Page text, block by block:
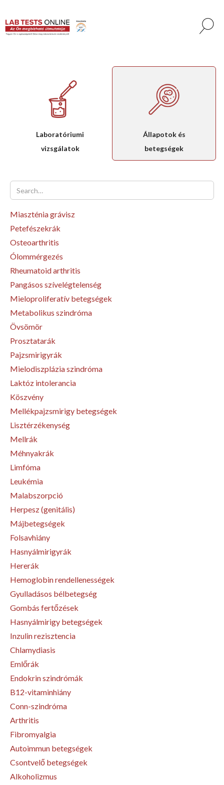
Laboratóriumi
vizsgálatok
Állapotok és
betegségek
Miaszténia grávisz
Petefészekrák
Osteoarthritis
Ólommérgezés
Rheumatoid arthritis
Pangásos szívelégtelenség
Mieloproliferatív betegségek
Metabolikus szindróma
Övsömör
Prosztatarák
Pajzsmirigyrák
Mielodiszplázia szindróma
Laktóz intolerancia
Köszvény
Mellékpajzsmirigy betegségek
Lisztérzékenység
Mellrák
Méhnyakrák
Limfóma
Leukémia
Malabszorpció
Herpesz (genitális)
Májbetegségek
Folsavhiány
Hasnyálmirigyrák
Hererák
Hemoglobin rendellenességek
Gyulladásos bélbetegség
Gombás fertőzések
Hasnyálmirigy betegségek
Inzulin rezisztencia
Chlamydiasis
Emlőrák
Endokrin szindrómák
B12-vitaminhiány
Conn-szindróma
Arthritis
Fibromyalgia
Autoimmun betegségek
Csontvelő betegségek
Alkoholizmus